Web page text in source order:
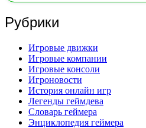
Рубрики
Игровые движки
Игровые компании
Игровые консоли
Игроновости
История онлайн игр
Легенды геймдева
Словарь геймера
Энциклопедия геймера